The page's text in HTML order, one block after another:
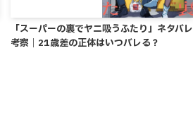
「スーパーの裏でヤニ吸うふたり」ネタバレ
考察｜21歳差の正体はいつバレる？